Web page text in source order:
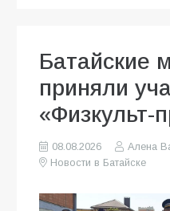
Батайские
приняли
«Физкульт-
08.08.2026
Алена
Новости в Батайске